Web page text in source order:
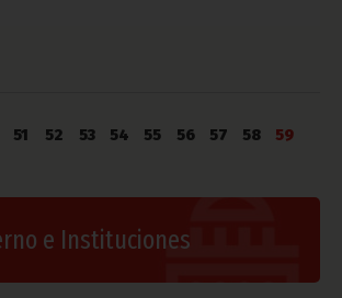
51 52 53 54 55 56 57 58
59
e Instituciones